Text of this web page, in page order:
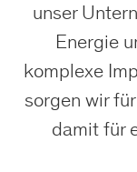
unser
Energie
komplexe
sorgen wir
damit für